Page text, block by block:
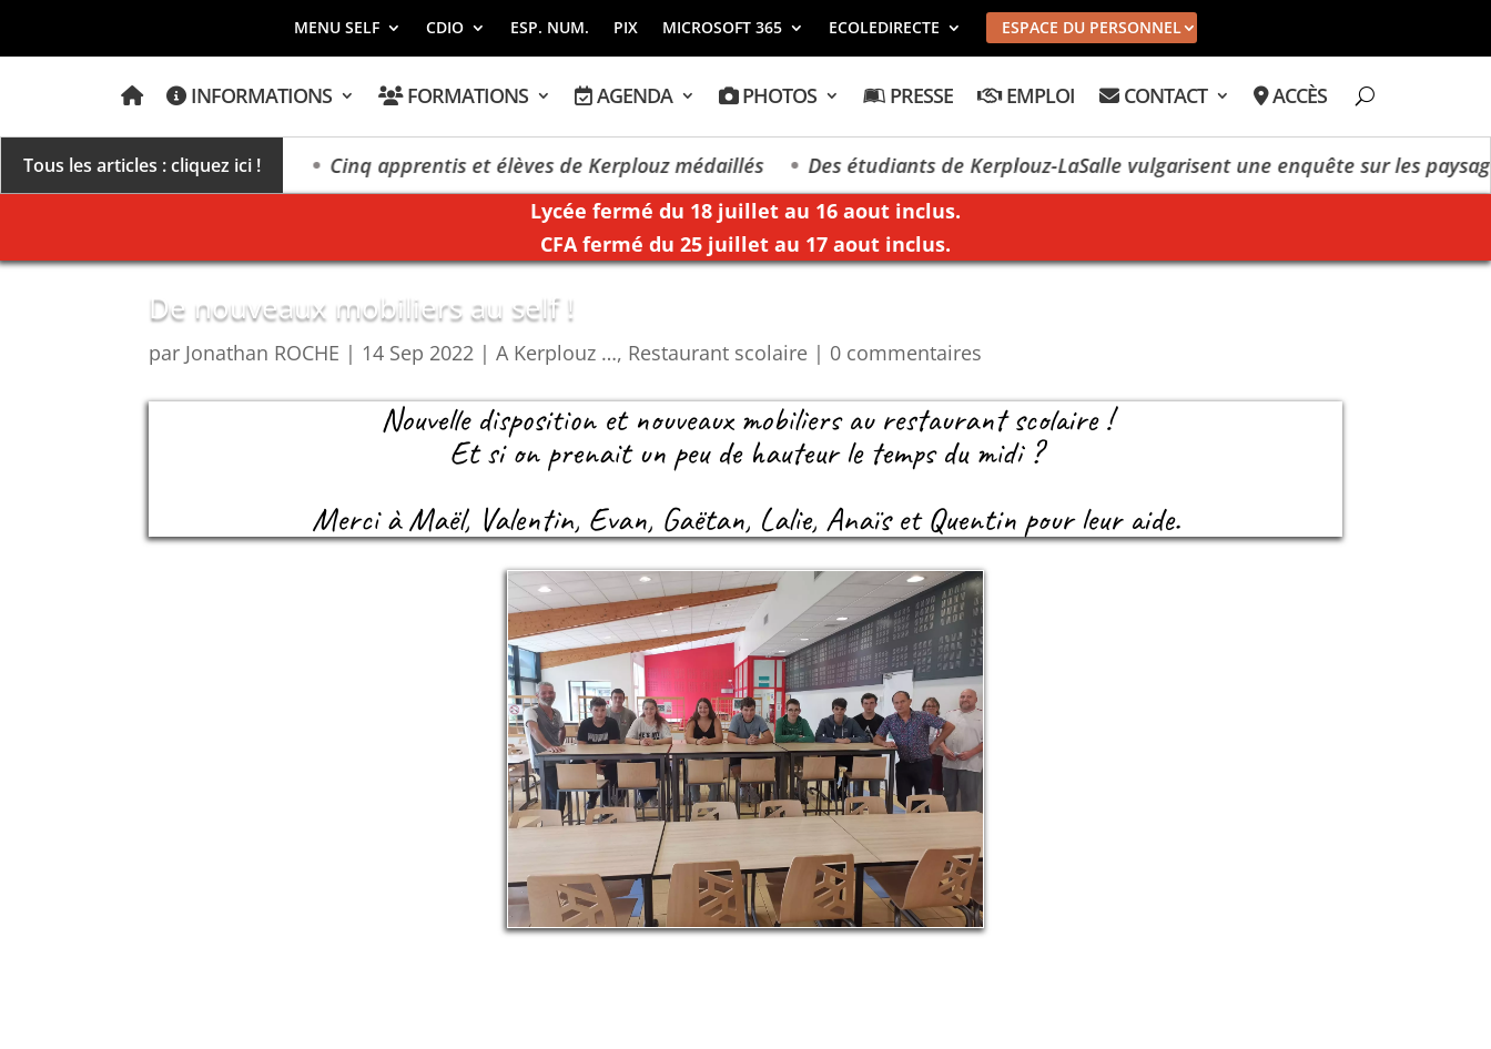
MENU SELF CDIO ESP. NUM. PIX MICROSOFT 365 ECOLEDIRECTE ESPACE DU PERSONNEL
A
U
E
I
L
INFORMATIONS FORMATIONS AGENDA PHOTOS PRESSE EMPLOI CONTACT ACCÈS
Tous les articles : cliquez ici !
millésime des extrêmes » Cinq apprentis et élèves de Kerplouz médaillés
Des étudiants de Kerplouz-LaSalle vulgarisent une enquête sur les paysages
Lycée fermé du 18 juillet au 16 aout inclus.
CFA fermé du 25 juillet au 17 aout inclus.
De nouveaux mobiliers au self !
par Jonathan ROCHE | 14 Sep 2022 |A Kerplouz …, Restaurant scolaire | 0 commentaires
Nouvelle disposition et nouveaux mobiliers au restaurant scolaire !
Et si on prenait un peu de hauteur le temps du midi ?
Merci à Maël, Valentin, Evan, Gaëtan, Lalie, Anaïs et Quentin pour leur aide.